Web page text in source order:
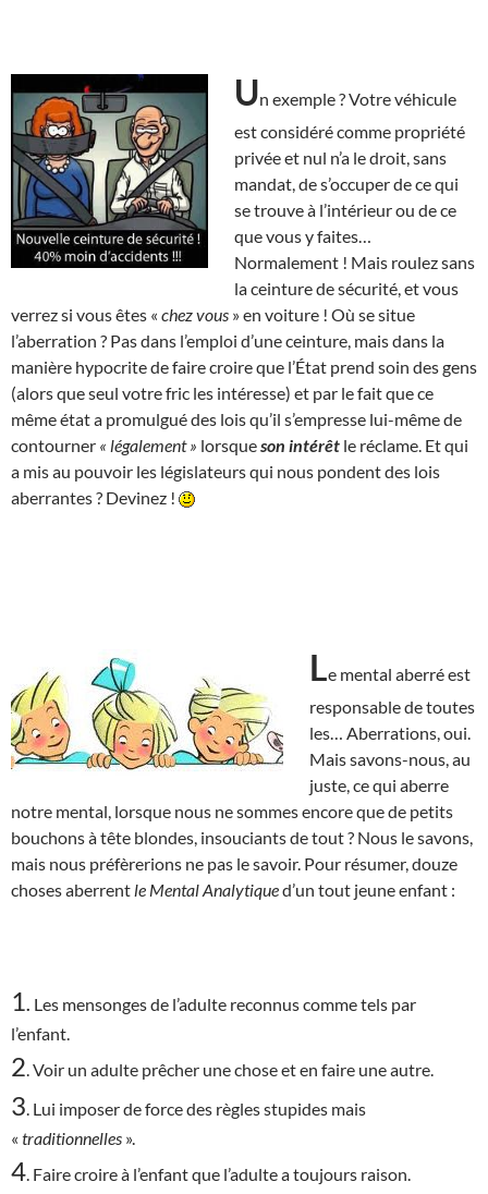
Un exemple ? Votre véhicule
est considéré comme propriété
privée et nul n’a le droit, sans
mandat, de s’occuper de ce qui
se trouve à l’intérieur ou de ce
que vous y faites…
Normalement ! Mais roulez sans
la ceinture de sécurité, et vous
verrez si vous êtes « chez vous » en voiture ! Où se situe
l’aberration ? Pas dans l’emploi d’une ceinture, mais dans la
manière hypocrite de faire croire que l’État prend soin des gens
(alors que seul votre fric les intéresse) et par le fait que ce
même état a promulgué des lois qu’il s’empresse lui-même de
contourner « légalement » lorsqueson intérêt le réclame. Et qui
a mis au pouvoir les législateurs qui nous pondent des lois
aberrantes ? Devinez !
Le mental aberré est
responsable de toutes
les… Aberrations, oui.
Mais savons-nous, au
juste, ce qui aberre
notre mental, lorsque nous ne sommes encore que de petits
bouchons à tête blondes, insouciants de tout ? Nous le savons,
mais nous préfèrerions ne pas le savoir. Pour résumer, douze
choses aberrent le Mental Analytiqued’un tout jeune enfant :
1
Les mensonges de l’adulte reconnus comme tels par
l’enfant.
2 . Voir un adulte prêcher une chose et en faire une autre.
3 . Lui imposer de force des règles stupides mais
« traditionnelles ».
4 . Faire croire à l’enfant que l’adulte a toujours raison.